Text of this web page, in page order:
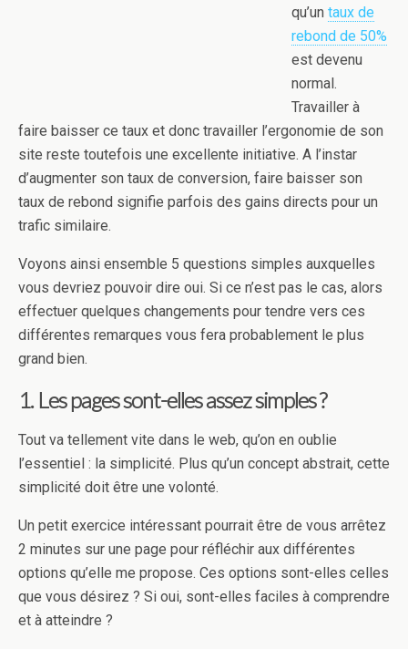
qu’un taux de
rebond de 50%
est devenu
normal.
Travailler à
faire baisser ce taux et donc travailler l’ergonomie de son
site reste toutefois une excellente initiative. A l’instar
d’augmenter son taux de conversion, faire baisser son
taux de rebond signifie parfois des gains directs pour un
trafic similaire.
Voyons ainsi ensemble 5 questions simples auxquelles
vous devriez pouvoir dire oui. Si ce n’est pas le cas, alors
effectuer quelques changements pour tendre vers ces
différentes remarques vous fera probablement le plus
grand bien.
1. Les pages sont-elles assez simples ?
Tout va tellement vite dans le web, qu’on en oublie
l’essentiel : la simplicité. Plus qu’un concept abstrait, cette
simplicité doit être une volonté.
Un petit exercice intéressant pourrait être de vous arrêtez
2 minutes sur une page pour réfléchir aux différentes
options qu’elle me propose. Ces options sont-elles celles
que vous désirez ? Si oui, sont-elles faciles à comprendre
et à atteindre ?